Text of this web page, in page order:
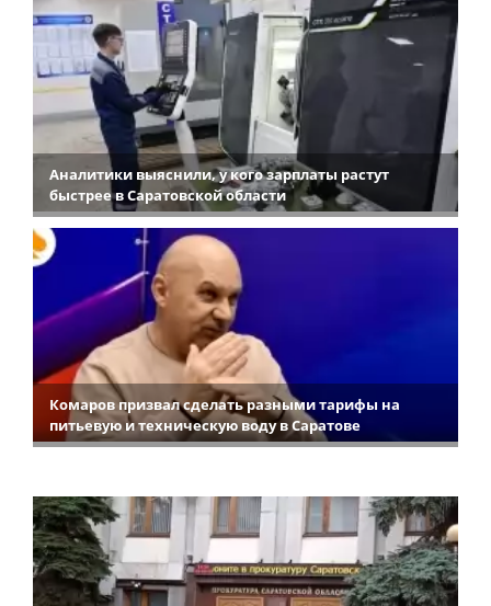
Аналитики выяснили, у кого зарплаты растут
быстрее в Саратовской области
Комаров призвал сделать разными тарифы на
питьевую и техническую воду в Саратове